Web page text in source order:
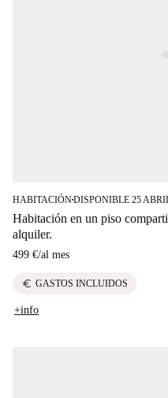
HABITACIÓN■DISPONIBLE 25
Habitación en un piso
alquiler.
499 €/al mes
euro GASTOS INCLUIDOS
+info